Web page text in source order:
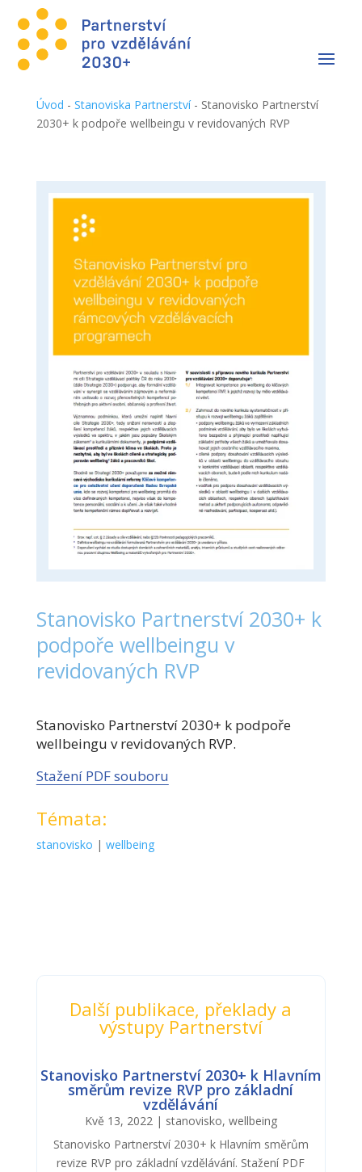
Úvod - Stanoviska Partnerství- Stanovisko Partnerství
2030+ k podpoře wellbeingu v revidovaných RVP
Stanovisko Partnerství 2030+ k
podpoře wellbeingu v
revidovaných RVP
Stanovisko Partnerství 2030+ k podpoře
wellbeingu v revidovaných RVP.
Stažení PDF souboru
Témata:
stanovisko | wellbeing
Další publikace, překlady a
výstupy Partnerství
Stanovisko Partnerství 2030+ k Hlavním
směrům revize RVP pro základní
vzdělávání
Kvě 13, 2022| stanovisko, wellbeing
Stanovisko Partnerství 2030+ k Hlavním směrům
revize RVP pro základní vzdělávání. Stažení PDF